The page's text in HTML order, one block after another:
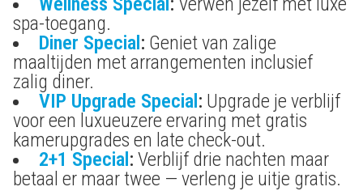
spa-toegang.
Diner Special: Geniet van zalige
maaltijden met arrangementen inclusief
zalig diner.
VIP Upgrade Special: Upgrade je verblijf
voor een luxueuzere ervaring met gratis
kamerupgrades en late check-out.
2+1 Special: Verblijf drie nachten maar
betaal er maar twee — verleng je uitje gratis.